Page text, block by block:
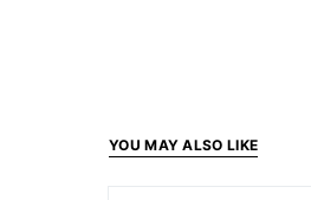
YOU MAY ALSO LIKE